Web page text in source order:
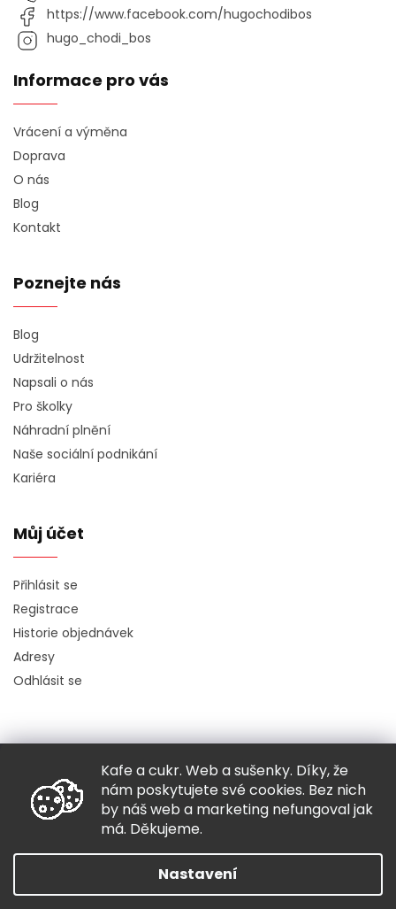
Kafe a cukr. Web a sušenky. Díky, že
nám poskytujete své cookies. Bez nich
by náš web a marketing nefungoval jak
má. Děkujeme.
Nastavení
https://www.facebook.com/hugochodibos
hugo_chodi_bos
Informace pro vás
Vrácení a výměna
Doprava
O nás
Blog
Kontakt
Poznejte nás
Blog
Udržitelnost
Napsali o nás
Pro školky
Náhradní plnění
Naše sociální podnikání
Kariéra
Můj účet
Přihlásit se
Registrace
Historie objednávek
Adresy
Odhlásit se
Copyright 2026Hugo chodí bos. Všechna práva vyhrazena.
Grafický návrh vytvořil a nakódovalShoptak.cz